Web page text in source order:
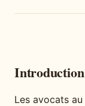
Introduction
Les avocats